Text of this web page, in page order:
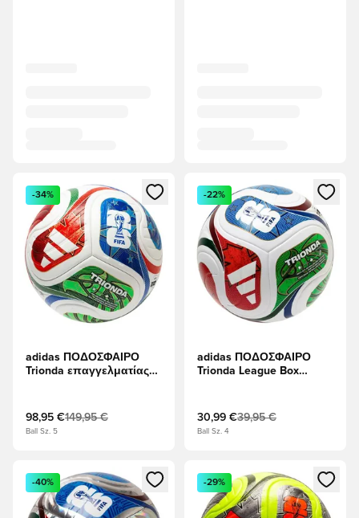
Ανοίγει ένα Modal για να συνδεθείτε ή να εγγραφείτε ως
-34%
adidas ΠΟΔΟΣΦΑΙΡΟ
Trionda επαγγελματίας
- Λευκό/Ηλιακό μπλε/
Κόκκινο υψηλής
98,95 €149,95 €
Ball Sz. 5
Ανοίγει ένα Modal για να
-22%
adidas ΠΟΔΟΣΦΑΙΡΟ
Trionda League Box
Μπλε/Κόκκινο υψηλής
ανάλυσης/Ηλιακός
30,99 €39,95 €
Ball Sz. 4
Ανοίγει ένα Modal για να συνδεθείτε ή να εγγραφείτε ως
-40%
Ανοίγει ένα Modal για να
-29%